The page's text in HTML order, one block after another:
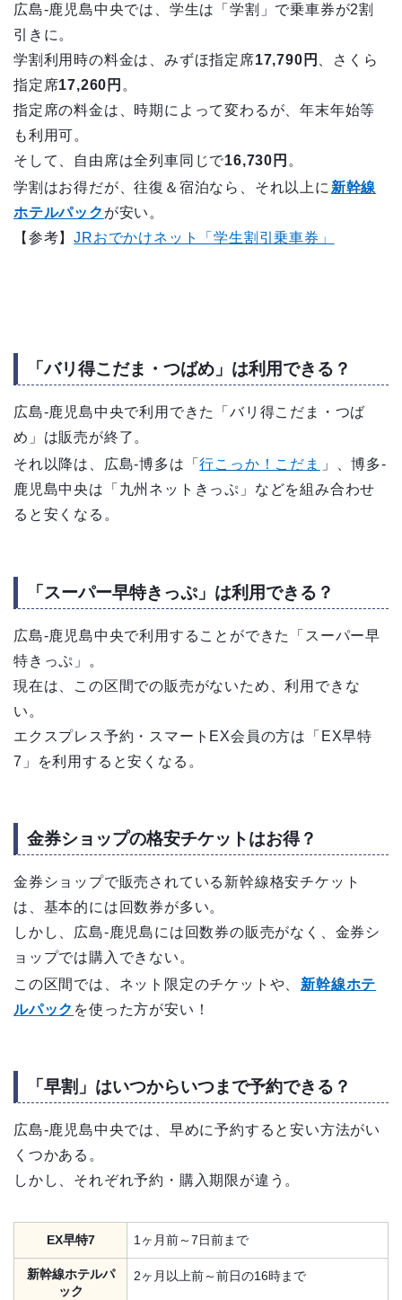
広島-鹿児島中央では、学生は「学割」で乗車券が2割
引きに。
学割利用時の料金は、みずほ指定席17,790円
、さくら
指定席17,260円 。
指定席の料金は、時期によって変わるが、年末年始等
も利用可。
そして、自由席は全列車同じで16,730円 。
学割はお得だが、往復＆宿泊なら、それ以上に 新幹線
ホテルパック が安い。
【参考】JRおでかけネット「学生割引乗車券」
「バリ得こだま・つばめ」は利用できる？
広島-鹿児島中央で利用できた「バリ得こだま・つば
め」は販売が終了。
それ以降は、広島-博多は「行こっか！こだま
」、博多-
鹿児島中央は「九州ネットきっぷ」などを組み合わせ
ると安くなる。
「スーパー早特きっぷ」は利用できる？
広島-鹿児島中央で利用することができた「スーパー早
特きっぷ」。
現在は、この区間での販売がないため、利用できな
い。
エクスプレス予約・スマートEX会員の方は「EX早特
7」を利用すると安くなる。
金券ショップの格安チケットはお得？
金券ショップで販売されている新幹線格安チケット
は、基本的には回数券が多い。
しかし、広島-鹿児島には回数券の販売がなく、金券シ
ョップでは購入できない。
この区間では、ネット限定のチケットや、
新幹線ホテ
ルパック を使った方が安い！
「早割」はいつからいつまで予約できる？
広島-鹿児島中央では、早めに予約すると安い方法がい
くつかある。
しかし、それぞれ予約・購入期限が違う。
EX早特7 1ヶ月前～7日前まで
新幹線ホテルパ
ック
2ヶ月以上前～前日の16時まで